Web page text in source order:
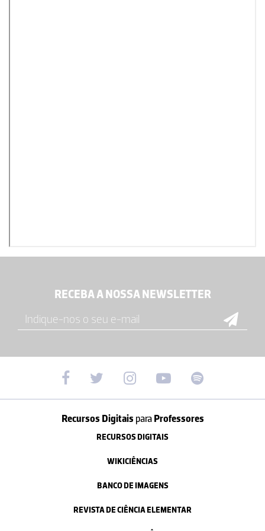
RECEBA A NOSSA NEWSLETTER
Recursos Digitais paraProfessores
RECURSOS DIGITAIS
WIKICIÊNCIAS
BANCO DE IMAGENS
REVISTA DE CIÊNCIA ELEMENTAR